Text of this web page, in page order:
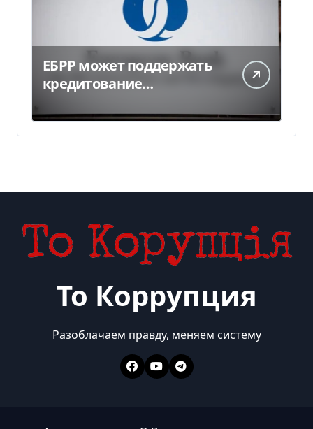
ЕБРР может поддержать
кредитование
300 млн евро — Delo.ua
То Коррупция
Разоблачаем правду, меняем систему